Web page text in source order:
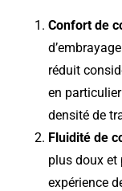
Confort de
réduit
en
densité de
Fluidité de
plus doux et
expérience